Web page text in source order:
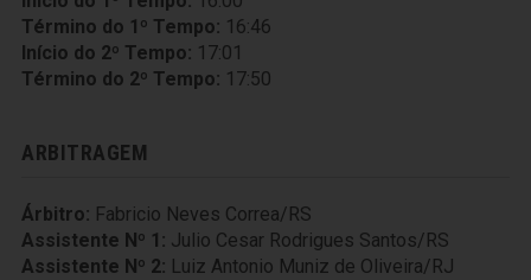
Término do 1º Tempo: 16:46
Início do 2º Tempo: 17:01
Término do 2º Tempo: 17:50
ARBITRAGEM
Árbitro: Fabricio Neves Correa/RS
Assistente Nº 1: Julio Cesar Rodrigues Santos/RS
Assistente Nº 2: Luiz Antonio Muniz de Oliveira/RJ